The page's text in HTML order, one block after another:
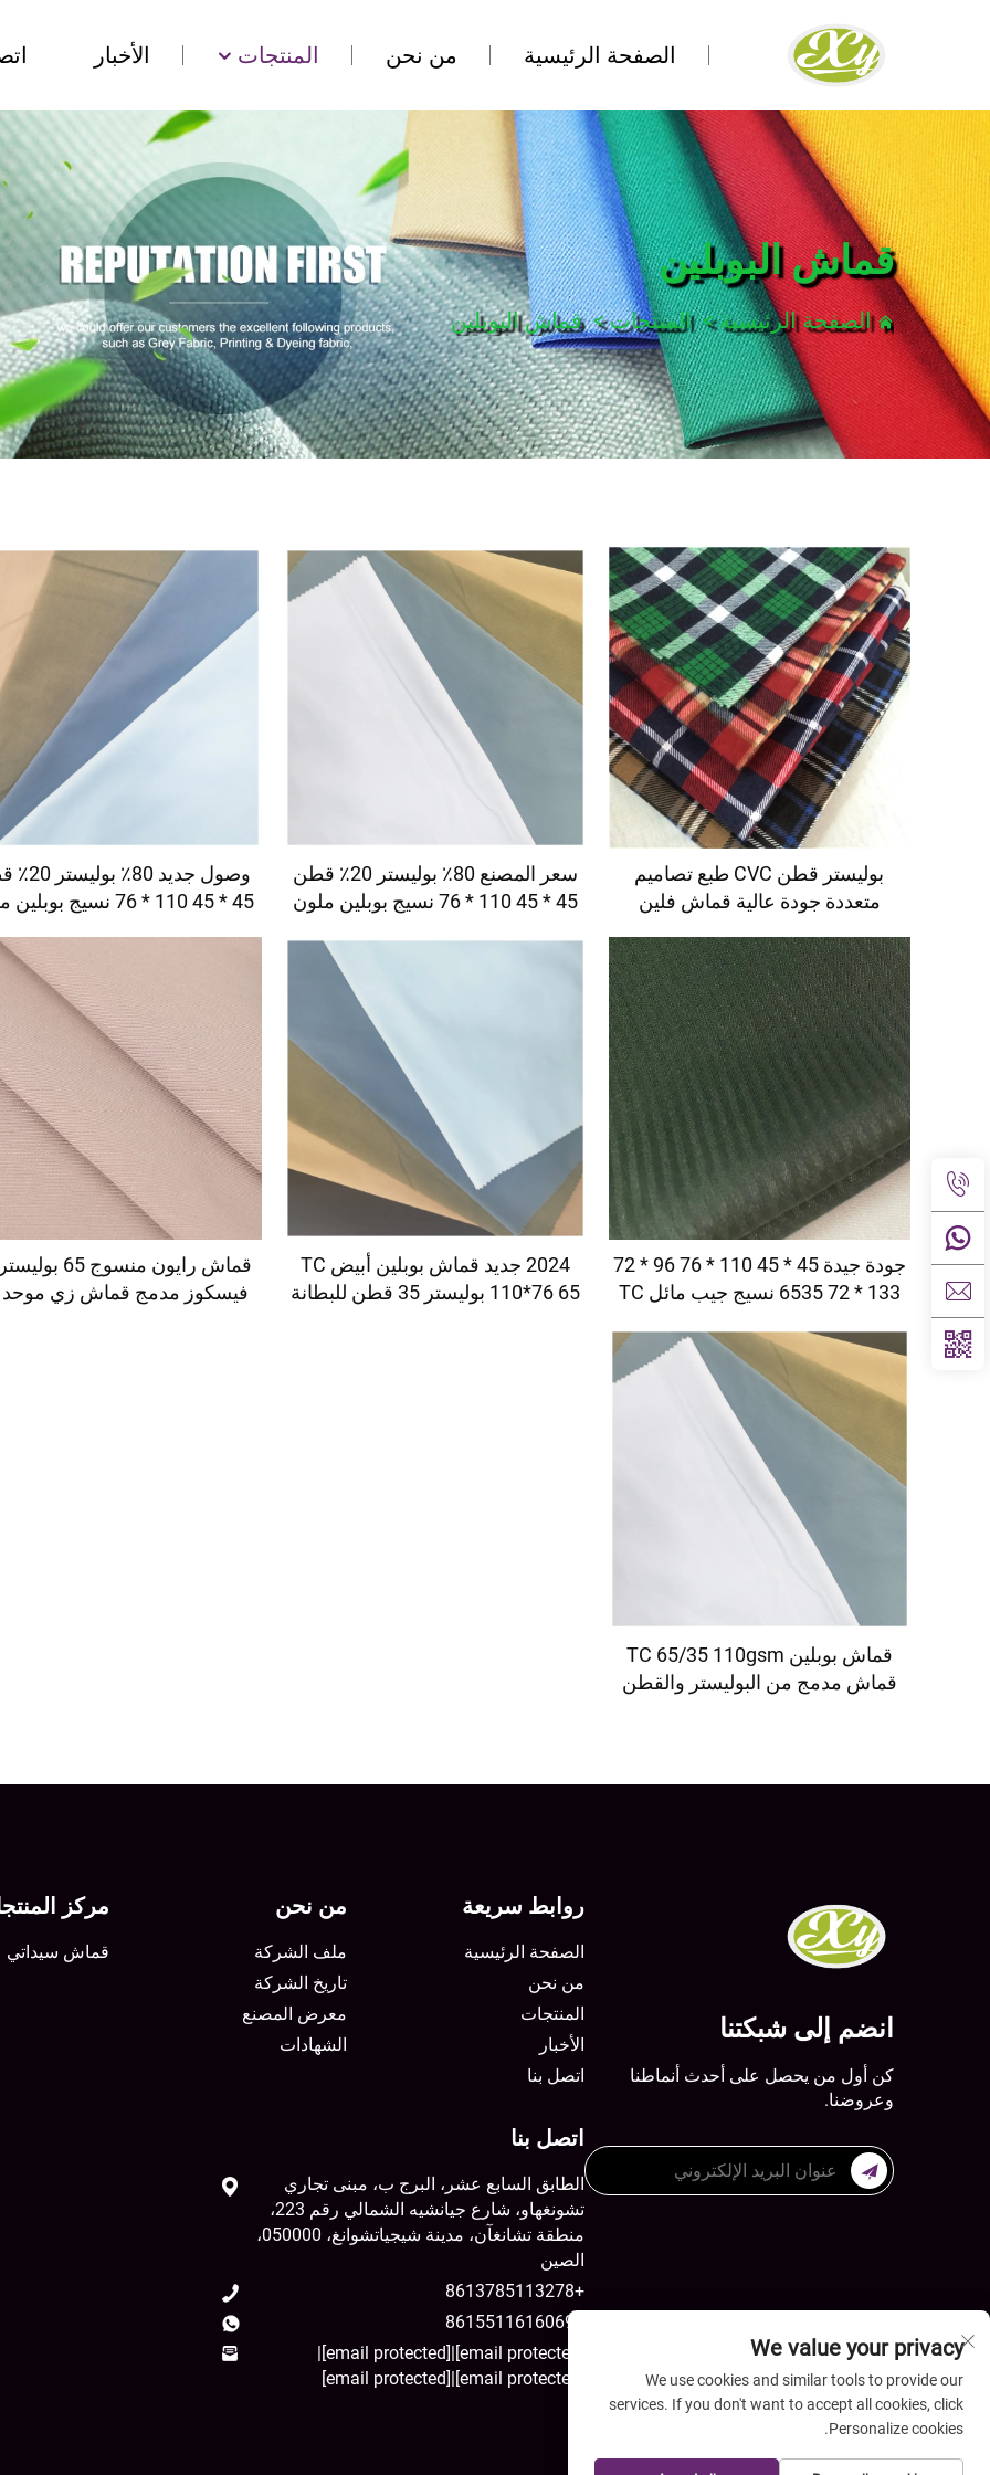
الصفحة الرئيسية من نحن المنتجات الأخبار
قماش البوبلين
الصفحة الرئيسية>المنتجات>قماش البوبلين
بوليستر قطن CVC طبع تصاميم
متعددة جودة عالية قماش فلين
سعر المصنع 80٪ بوليستر 20٪ قطن
45 * 45 110 * 76 نسيج بوبلين ملون
وصول جديد
45 * 45 110 * 76 نسيج
جودة جيدة 45 * 45 110 * 76 96 * 72
133 * 72 6535 نسيج جيب مائل TC
2024 جديد قماش بوبلين أبيض TC
110*76 65 بوليستر 35 قطن للبطانة
قماش بوبلين TC 65/35 110gsm
قماش مدمج من البوليستر والقطن
انضم إلى شبكتنا
كن أول من يحصل على أحدث أنماطنا
وعروضنا.
روابط سريعة
الصفحة الرئيسية
من نحن
المنتجات
الأخبار
اتصل بنا
من نحن
ملف الشركة
تاريخ الشركة
معرض المصنع
الشهادات
مركز
قماش سيداتي
اتصل بنا
الطابق السابع عشر، البرج ب، مبنى تجاري
تشونغهاو، شارع جيانشيه الشمالي رقم 223،
منطقة تشانغآن، مدينة شيجياتشوانغ، 050000،
الصين
+8613785113278
|
[email protected]
|
|
[email protected]
We value your privacy
We use cookies and similar tools to provide our
services. If you don't want to accept all cookies, click
Personalize cookies.